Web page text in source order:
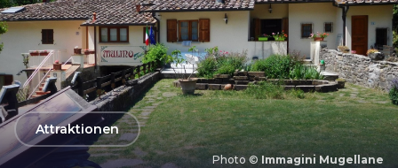
Photo © Immagini Mugellane
arrow_backAttraktionen